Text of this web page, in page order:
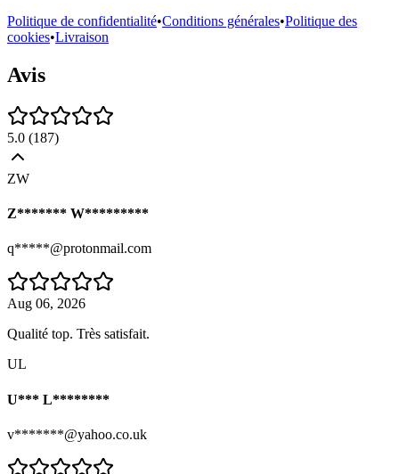
Politique de confidentialité•Conditions générales•Politique des
cookies•Livraison
Avis
5.0 (187)
ZW
Z******* W*********
q*****@protonmail.com
Aug 06, 2026
Qualité top. Très satisfait.
UL
U*** L********
v*******@yahoo.co.uk